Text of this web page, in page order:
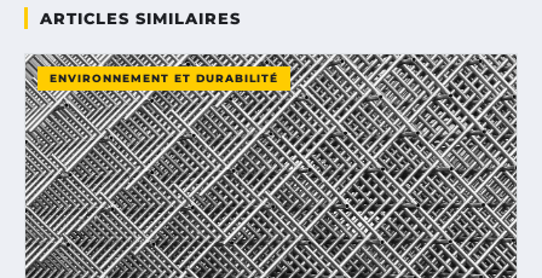
ARTICLES SIMILAIRES
ENVIRONNEMENT ET DURABILITÉ